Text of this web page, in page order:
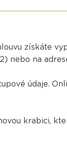
získáte
nebo na
údaje.
krabici,